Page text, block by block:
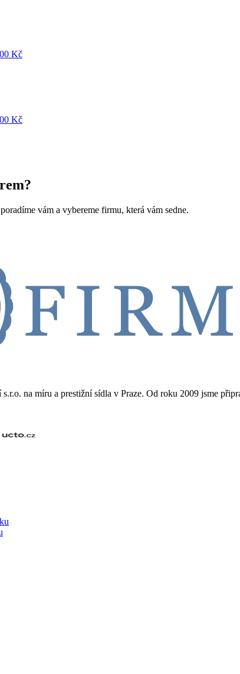
Kč
Kč
vám a vybereme firmu, která vám sedne.
s.r.o. na míru a prestižní sídla v Praze. Od roku 2009 jsme